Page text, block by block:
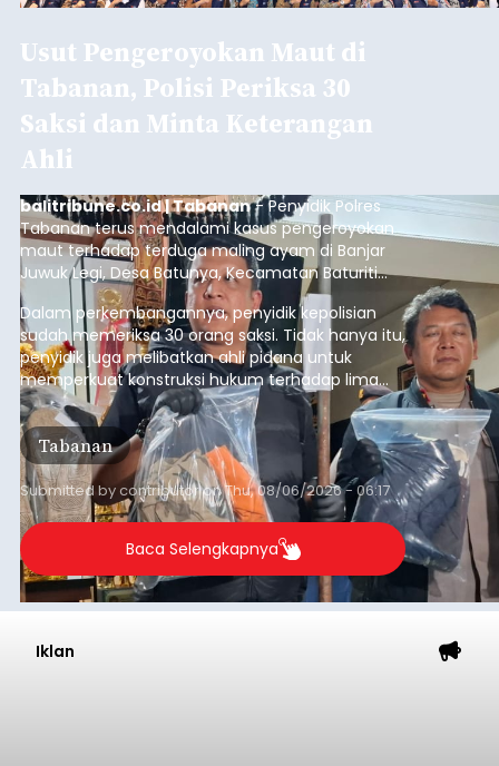
Usut Pengeroyokan Maut di
Tabanan, Polisi Periksa 30
Saksi dan Minta Keterangan
Ahli
balitribune.co.id | Tabanan- Penyidik Polres
Tabanan terus mendalami kasus pengeroyokan
maut terhadap terduga maling ayam di Banjar
Juwuk Legi, Desa Batunya, Kecamatan Baturiti
yang terjadi beberapa waktu lalu.
Dalam perkembangannya, penyidik kepolisian
sudah memeriksa 30 orang saksi. Tidak hanya itu,
penyidik juga melibatkan ahli pidana untuk
memperkuat konstruksi hukum terhadap lima
orang tersangka yang saat ini ditahan.
Tabanan
Submitted bycontributoronThu, 08/06/2026 - 06:17
Baca Selengkapnya
Iklan